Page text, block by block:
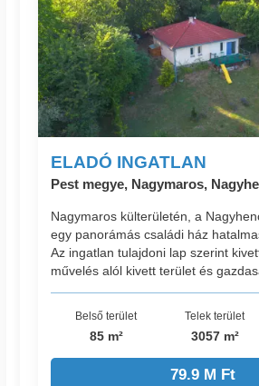
ELADÓ INGATLAN
Pest megye, Nagymaros,
Nagymaros külterületén, a
egy panorámás családi ház
Az ingatlan tulajdoni lap szerint
művelés alól kivett terület és
Belső terület
85 m²
Telek terület
3057 m²
79.9 M Ft